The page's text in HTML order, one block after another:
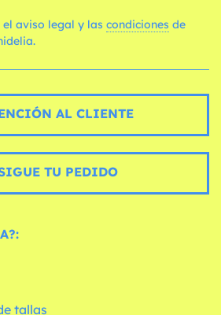
aviso legal y las condiciones
AL CLIENTE
TU PEDIDO
tallas